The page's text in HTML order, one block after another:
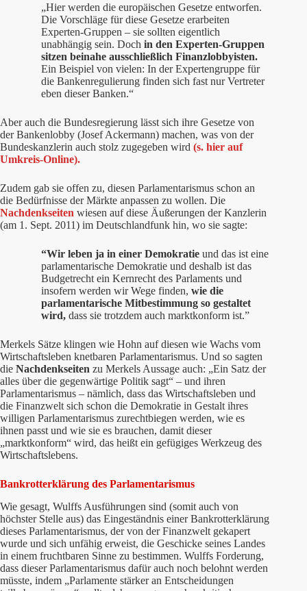
„Hier werden die europäischen Gesetze entworfen.
Die Vorschläge für diese Gesetze erarbeiten
Experten-Gruppen – sie sollten eigentlich
unabhängig sein. Doch in den Experten-Gruppen
sitzen beinahe ausschließlich Finanzlobbyisten.
Ein Beispiel von vielen: In der Expertengruppe für
die Bankenregulierung finden sich fast nur Vertreter
eben dieser Banken.“
Aber auch die Bundesregierung lässt sich ihre Gesetze von
der Bankenlobby (Josef Ackermann) machen, was von der
Bundeskanzlerin auch stolz zugegeben wird (s. hier auf
Umkreis-Online).
Zudem gab sie offen zu, diesen Parlamentarismus schon an
die Bedürfnisse der Märkte anpassen zu wollen. Die
Nachdenkseiten wiesen auf diese Äußerungen der Kanzlerin
(am 1. Sept. 2011) im Deutschlandfunk hin, wo sie sagte:
“Wir leben ja in einer Demokratie und das ist eine
parlamentarische Demokratie und deshalb ist das
Budgetrecht ein Kernrecht des Parlaments und
insofern werden wir Wege finden, wie die
parlamentarische Mitbestimmung so gestaltet
wird, dass sie trotzdem auch marktkonform ist.”
Merkels Sätze klingen wie Hohn auf diesen wie Wachs vom
Wirtschaftsleben knetbaren Parlamentarismus. Und so sagten
die Nachdenkseiten zu Merkels Aussage auch: „Ein Satz der
alles über die gegenwärtige Politik sagt“ – und ihren
Parlamentarismus – nämlich, dass das Wirtschaftsleben und
die Finanzwelt sich schon die Demokratie in Gestalt ihres
willigen Parlamentarismus zurechtbiegen werden, wie es
ihnen passt und wie sie es brauchen, damit dieser
„marktkonform“ wird, das heißt ein gefügiges Werkzeug des
Wirtschaftslebens.
Bankrotterklärung des Parlamentarismus
Wie gesagt, Wulffs Ausführungen sind (somit auch von
höchster Stelle aus) das Eingeständnis einer Bankrotterklärung
dieses Parlamentarismus, der von der Finanzwelt gekapert
wurde und sich unfähig erweist, die Geschicke seines Landes
in einem fruchtbaren Sinne zu bestimmen. Wulffs Forderung,
dass dieser Parlamentarismus dafür auch noch belohnt werden
müsste, indem „Parlamente stärker an Entscheidungen